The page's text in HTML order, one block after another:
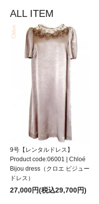
ALL ITEM
9号【レンタルドレス】
Product code:06001 | Chloé
Bijou dress（クロエ ビジュー
ドレス）
27,000円(税込29,700円)